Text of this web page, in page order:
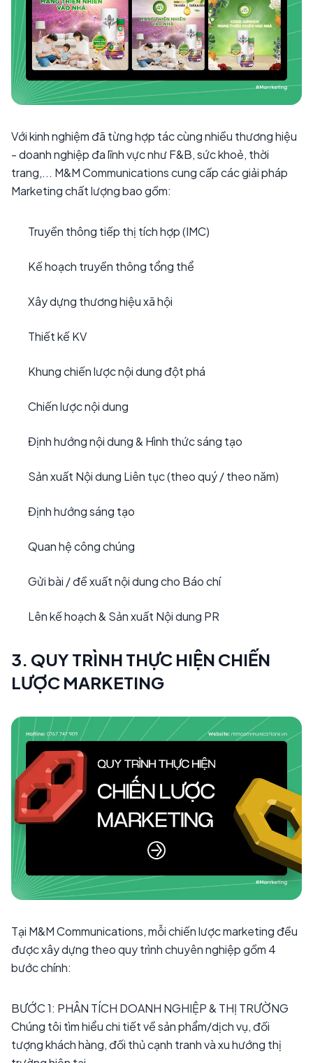
Với kinh nghiệm đã từng hợp tác cùng nhiều thương hiệu
- doanh nghiệp đa lĩnh vực như F&B, sức khoẻ, thời
trang,... M&M Communications cung cấp các giải pháp
Marketing chất lượng bao gồm:
Truyền thông tiếp thị tích hợp (IMC)
Kế hoạch truyền thông tổng thể
Xây dựng thương hiệu xã hội
Thiết kế KV
Khung chiến lược nội dung đột phá
Chiến lược nội dung
Định hướng nội dung & Hình thức sáng tạo
Sản xuất Nội dung Liên tục (theo quý / theo năm)
Định hướng sáng tạo
Quan hệ công chúng
Gửi bài / đề xuất nội dung cho Báo chí
Lên kế hoạch & Sản xuất Nội dung PR
3. QUY TRÌNH THỰC HIỆN CHIẾN
LƯỢC MARKETING
Tại M&M Communications, mỗi chiến lược marketing đều
được xây dựng theo quy trình chuyên nghiệp gồm 4
bước chính:
BƯỚC 1: PHÂN TÍCH DOANH NGHIỆP & THỊ TRƯỜNG
Chúng tôi tìm hiểu chi tiết về sản phẩm/dịch vụ, đối
tượng khách hàng, đối thủ cạnh tranh và xu hướng thị